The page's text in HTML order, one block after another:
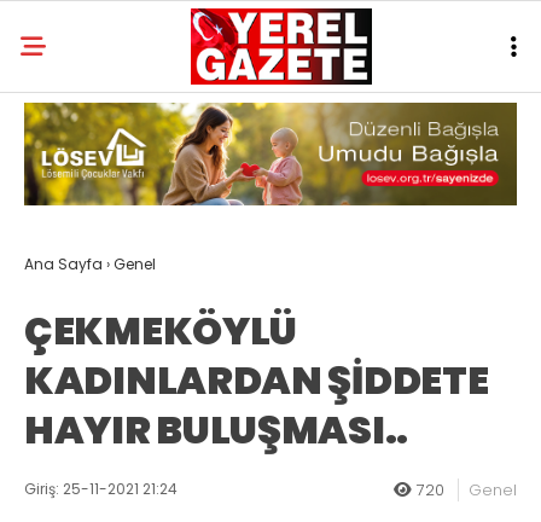
Ana Sayfa ›Genel
ÇEKMEKÖYLÜ
KADINLARDAN ŞİDDETE
HAYIR BULUŞMASI..
Giriş: 25-11-2021 21:24 720 Genel